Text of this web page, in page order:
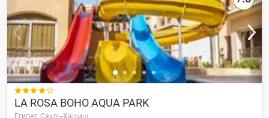

LA ROSA BOHO AQUA PARK
Египет, Сахль-Хашиш